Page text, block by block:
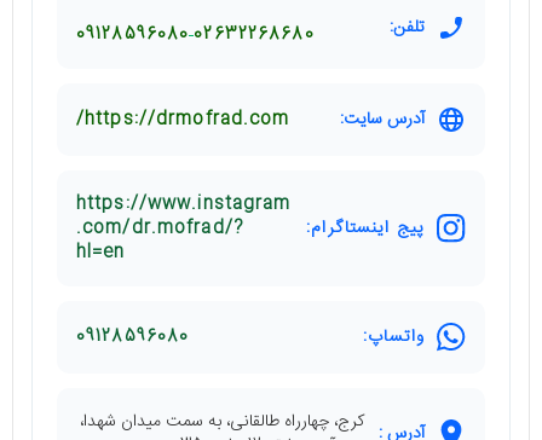
تلفن: 02632268680
09128596080
آدرس سایت: https://drmofrad.com/
پیج اینستاگرام:
https://www.instagram
.com/dr.mofrad/?
hl=en
واتساپ: 09128596080
كرج، چهارراه طالقانی، به سمت ميدان شهدا،